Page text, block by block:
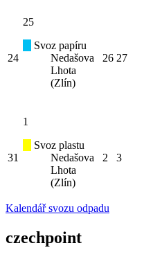
24
25
Svoz papíru
Nedašova
Lhota
(Zlín)
26 27
31
1
Svoz plastu
Nedašova
Lhota
(Zlín)
2 3
Kalendář svozu odpadu
czechpoint